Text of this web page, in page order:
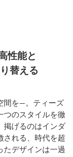
性能と
替える
間を―。ティーズ
つのスタイルを徹
掲げるのはインダ
される、時代を超
たデザインは一過